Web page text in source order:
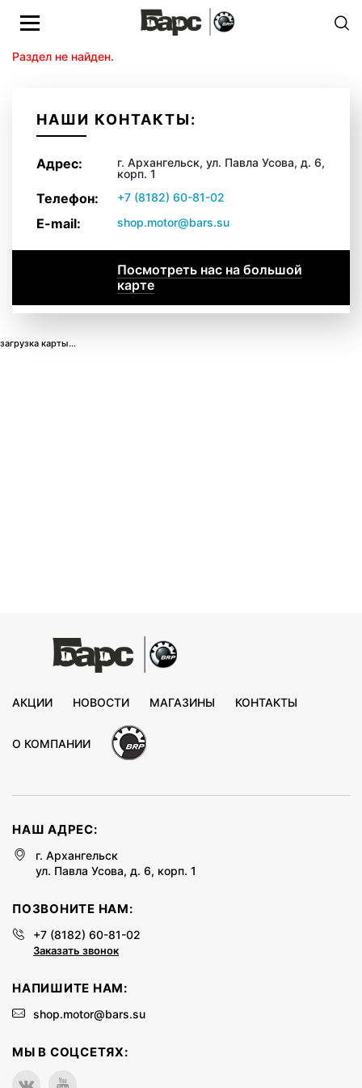
Раздел не найден.
НАШИ КОНТАКТЫ:
Адрес:
г. Архангельск, ул. Павла Усова, д. 6,
корп. 1
Телефон: +7 (8182) 60-81-02
E-mail: shop.motor@bars.su
Посмотреть нас на большой
карте
загрузка карты...
АКЦИИ НОВОСТИ МАГАЗИНЫ КОНТАКТЫ
О КОМПАНИИ
НАШ АДРЕС:
г. Архангельск
ул. Павла Усова, д. 6, корп. 1
ПОЗВОНИТЕ НАМ:
+7 (8182) 60-81-02
Заказать звонок
НАПИШИТЕ НАМ:
shop.motor@bars.su
МЫ В СОЦСЕТЯХ: